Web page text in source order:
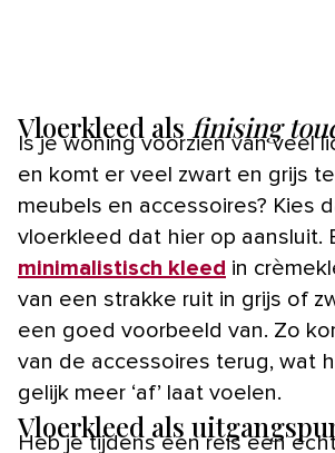
Vloerkleed als finising
Is je woning voorzien van veel
en komt er veel zwart en grijs
meubels en accessoires? Kies
vloerkleed dat hier op aansluit.
minimalistisch kleed in
van een strakke ruit in grijs of
een goed voorbeeld van. Zo
van de accessoires terug, wat
gelijk meer ‘af’ laat voelen.
Vloerkleed als
Heb je tijdens een reis een